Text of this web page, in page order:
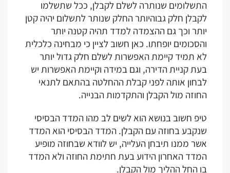
שנותרה לשלם לקבלן, ככל שתשלמו
חלק גבוהיותר החלק שנותר לתשלום יהיה קטן
וכך גם ההצמדה למדד תהיה קטנה יותר
יופחתו. כאן חשוב לציין כי מבחינה כלכלית
תמיד קיימת האפשרות לשלם חלק גדול יותר
קניית הדירה, וגם במידה וקיימת האפשרות יש
אותה לפני קבלת ההחלטה בהתאם לתנאי
מול הקבלן והתקדמות הבנייה.
חשוב בנושא הוא לשים לב מהו המדד הבסיסי
בחוזה עם הקבלן. המדד הבסיסי הוא המדד
ממנו תיבחן העלייה, יש לוודא שבחוזה מופיע
האחרון הידוע בעת חתימת החוזה ולא המדד
החל ההליך מול הקבלן.